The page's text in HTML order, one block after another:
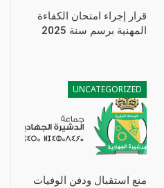
قرار إجراء امتحان الكفاءة
المهنية برسم سنة 2025
UNCATEGORIZED
منع استقبال ودفن الوفيات